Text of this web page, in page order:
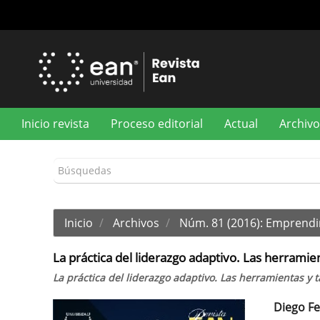
principal
Inicio revista Proceso editorial Actual
Inicio Archivos Núm. 81 (2016):
La práctica del liderazgo adaptivo. Las
La práctica del liderazgo adaptivo. Las herramientas
Diego